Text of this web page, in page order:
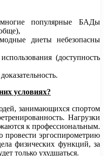
популярные БАДы
диеты небезопасны
(доступность
условиях?
занимающихся спортом
Нагрузки
к профессиональным.
провести эргоспирометрию
физических функций, за
только ухудшаться.